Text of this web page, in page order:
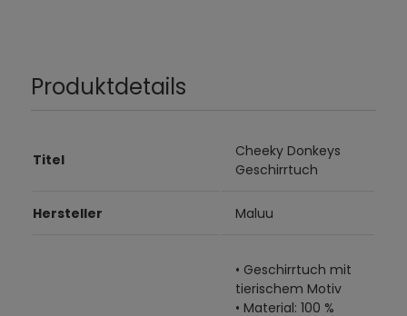
Produktdetails
Titel
Cheeky Donkeys
Geschirrtuch
Hersteller Maluu
• Geschirrtuch mit
tierischem Motiv
• Material: 100 %